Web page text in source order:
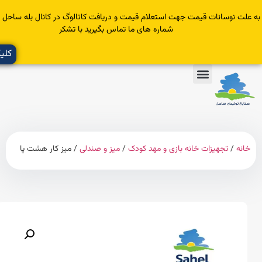
قیمت جهت استعلام قیمت و دریافت کاتالوگ در کانال بله ساحل عضو یا با
شماره های ما تماس بگیرید با تشکر
کلیک کنید
تجهیزات خانه بازی و مهد کودک/میز و صندلی/ میز کار هشت پا